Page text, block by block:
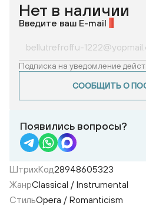
Нет в наличии
Введите ваш E-mail
Подписка на уведомление
СООБЩИТЬ О
Появились вопросы?
ШтрихКод28948605323
ЖанрClassical / Instrumental
СтильOpera / Romanticism